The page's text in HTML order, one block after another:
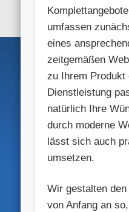
umfassen
eines
zeitgemäßen
zu Ihrem Produkt
Dienstleistung
natürlich Ihre
durch moderne
lässt sich auch
umsetzen.
Wir gestalten
von Anfang an